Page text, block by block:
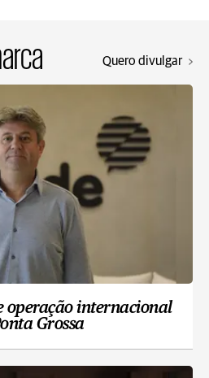
Quero divulgar
operação internacional
Grossa